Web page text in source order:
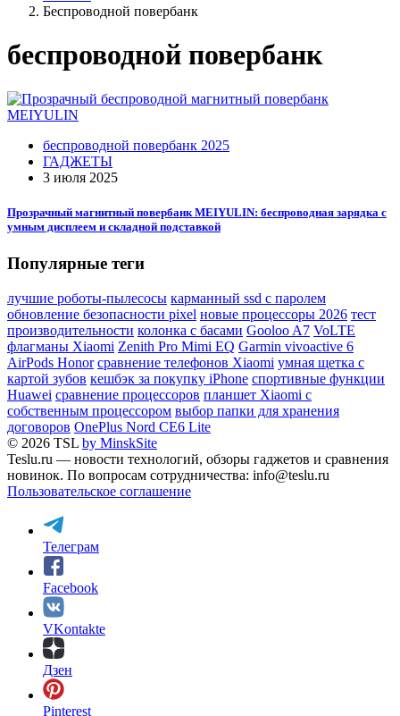
Беспроводной повербанк
беспроводной повербанк
беспроводной повербанк 2025
ГАДЖЕТЫ
3 июля 2025
Прозрачный магнитный повербанк MEIYULIN: беспроводная зарядка с
умным дисплеем и складной подставкой
Популярные теги
лучшие роботы-пылесосы карманный ssd с паролем
обновление безопасности pixel новые процессоры 2026 тест
производительности колонка с басами Gooloo A7 VoLTE
флагманы Xiaomi Zenith Pro Mimi EQ Garmin vivoactive 6
AirPods Honor сравнение телефонов Xiaomi умная щетка с
картой зубов кешбэк за покупку iPhone спортивные функции
Huawei сравнение процессоров планшет Xiaomi с
собственным процессором выбор папки для хранения
договоров OnePlus Nord CE6 Lite
© 2026 TSL by MinskSite
Teslu.ru — новости технологий, обзоры гаджетов и сравнения
новинок. По вопросам сотрудничества: info@teslu.ru
Пользовательское соглашение
Телеграм
Facebook
VKontakte
Дзен
Pinterest